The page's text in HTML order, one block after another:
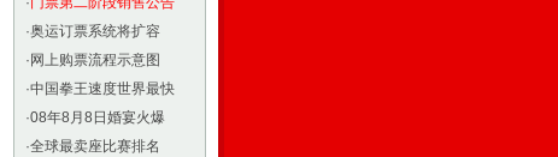
·奥运订票系统将扩容
· 网上购票流程示意图
·中国拳王速度世界最快
·08年8月8日婚宴火爆
·全球最卖座比赛排名